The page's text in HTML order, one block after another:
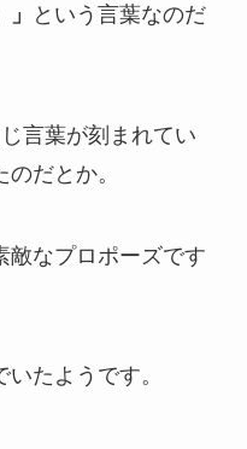
という言葉なのだ
言葉が刻まれてい
だとか。
敵なプロポーズです
たようです。